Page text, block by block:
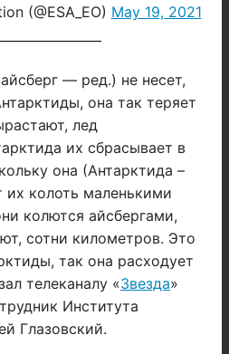
(@ESA_EO) May 19, 2021
— ред.) не несет,
она так теряет
лед
их сбрасывает в
она (Антарктида –
колоть маленькими
колются айсбергами,
сотни километров. Это
так она расходует
телеканалу «Звезда»
Института
Глазовский.